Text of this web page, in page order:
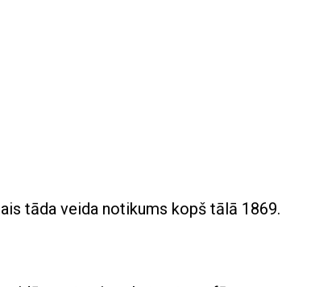
tāda veida notikums kopš tālā 1869.